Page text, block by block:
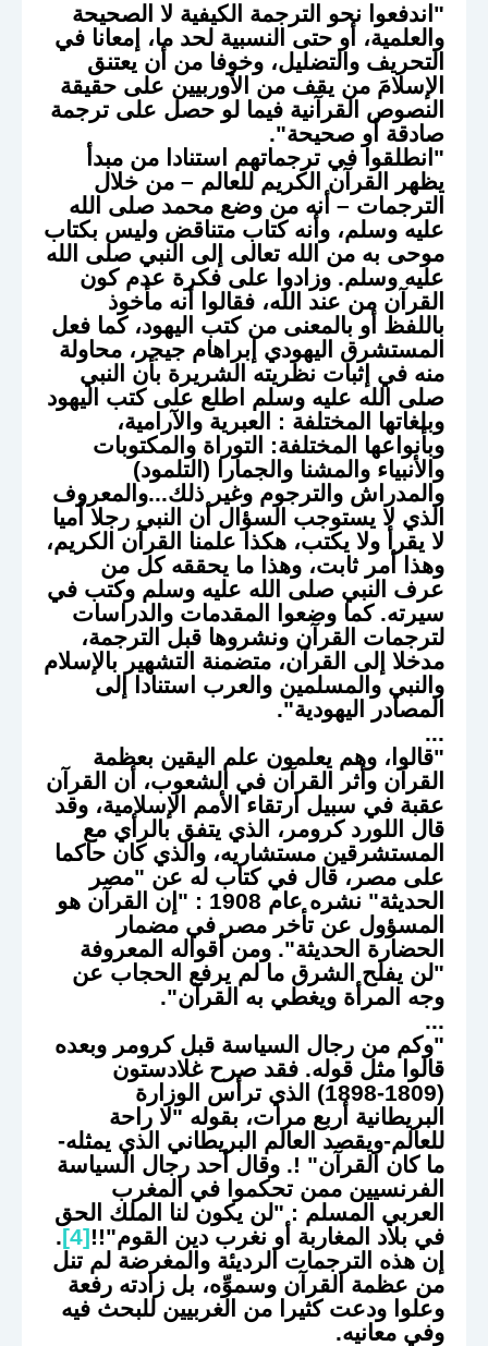
"اندفعوا نحو الترجمة الكيفية لا الصحيحة
والعلمية، أو حتى النسبية لحد ما، إمعانا في
التحريف والتضليل، وخوفا من أن يعتنق
الإسلامَ من يقف من الأوربيين على حقيقة
النصوص القرآنية فيما لو حصل على ترجمة
صادقة أو صحيحة".
"انطلقوا في ترجماتهم استنادا من مبدأ
يظهر القرآن الكريم للعالم – من خلال
الترجمات – أنه من وضع محمد صلى الله
عليه وسلم، وأنه كتاب متناقض وليس بكتاب
موحى به من الله تعالى إلى النبي صلى الله
عليه وسلم. وزادوا على فكرة عدم كون
القرآن من عند الله، فقالوا أنه مأخوذ
باللفظ أو بالمعنى من كتب اليهود، كما فعل
المستشرق اليهودي إبراهام جيجر، محاولة
منه في إثبات نظريته الشريرة بأن النبي
صلى الله عليه وسلم اطلع على كتب اليهود
وبلغاتها المختلفة : العبرية والآرامية،
وبأنواعها المختلفة: التوراة والمكتوبات
والأنبياء والمشنا والجمارا (التلمود)
والمدراش والترجوم وغير ذلك...والمعروف
الذي لا يستوجب السؤال أن النبي رجلا أميا
لا يقرأ ولا يكتب، هكذا علمنا القرآن الكريم،
وهذا أمر ثابت، وهذا ما يحققه كل من
عرف النبي صلى الله عليه وسلم وكتب في
سيرته. كما وضعوا المقدمات والدراسات
لترجمات القرآن ونشروها قبل الترجمة،
مدخلا إلى القرآن، متضمنة التشهير بالإسلام
والنبي والمسلمين والعرب استنادا إلى
المصادر اليهودية".
...
"قالوا، وهم يعلمون علم اليقين بعظمة
القرآن وأثر القرآن في الشعوب، أن القرآن
عقبة في سبيل ارتقاء الأمم الإسلامية، وقد
قال اللورد كرومر، الذي يتفق بالرأي مع
المستشرقين مستشاريه، والذي كان حاكما
على مصر، قال في كتاب له عن "مصر
الحديثة" نشره عام 1908 : "إن القرآن هو
المسؤول عن تأخر مصر في مضمار
الحضارة الحديثة". ومن أقواله المعروفة
"لن يفلح الشرق ما لم يرفع الحجاب عن
وجه المرأة ويغطي به القرآن".
...
"وكم من رجال السياسة قبل كرومر وبعده
قالوا مثل قوله. فقد صرح غلادستون
(1809-1898) الذي ترأس الوزارة
البريطانية أربع مرات، بقوله "لا راحة
للعالم-ويقصد العالم البريطاني الذي يمثله-
ما كان القرآن" !. وقال أحد رجال السياسة
الفرنسيين ممن تحكموا في المغرب
العربي المسلم : "لن يكون لنا الملك الحق
في بلاد المغاربة أو نغرب دين القوم"!![4]
.
إن هذه الترجمات الرديئة والمغرضة لم تنل
من عظمة القرآن وسموِّه، بل زادته رفعة
وعلوا ودعت كثيرا من الغربيين للبحث فيه
وفي معانيه.